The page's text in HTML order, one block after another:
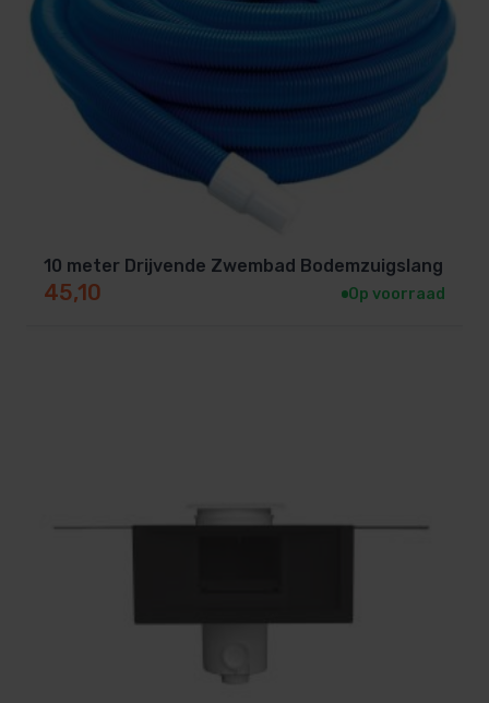
10 meter Drijvende Zwembad Bodemzuigslang
45,10 Op voorraad